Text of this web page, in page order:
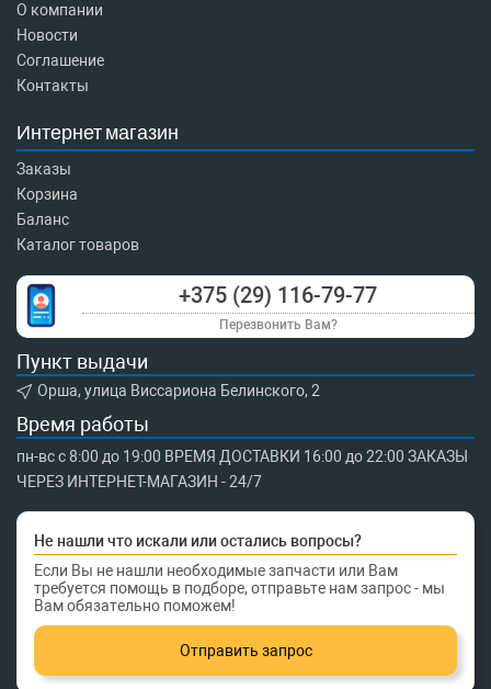
О компании
Новости
Соглашение
Контакты
Интернет магазин
Заказы
Корзина
Баланс
Каталог товаров
+375 (29) 116-79-77
Перезвонить Вам?
Пункт выдачи
Орша, улица Виссариона Белинского, 2
Время работы
пн-вс с 8:00 до 19:00 ВРЕМЯ ДОСТАВКИ 16:00 до 22:00 ЗАКАЗЫ
ЧЕРЕЗ ИНТЕРНЕТ-МАГАЗИН - 24/7
Не нашли что искали или остались вопросы?
Если Вы не нашли необходимые запчасти или Вам
требуется помощь в подборе, отправьте нам запрос - мы
Вам обязательно поможем!
Отправить запрос